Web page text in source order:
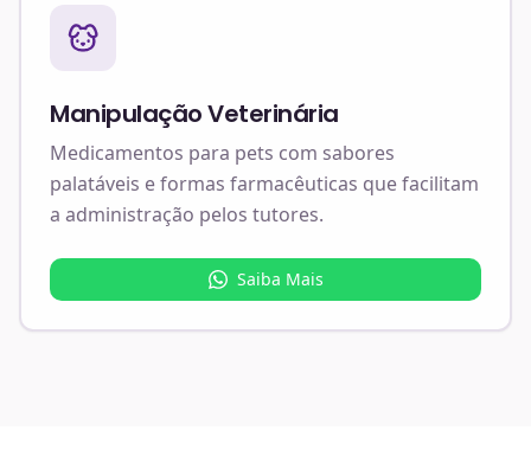
Manipulação Veterinária
Medicamentos para pets com sabores
palatáveis e formas farmacêuticas que facilitam
a administração pelos tutores.
Saiba Mais